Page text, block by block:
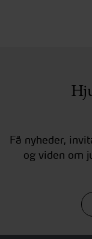
Få nyheder,
og viden om